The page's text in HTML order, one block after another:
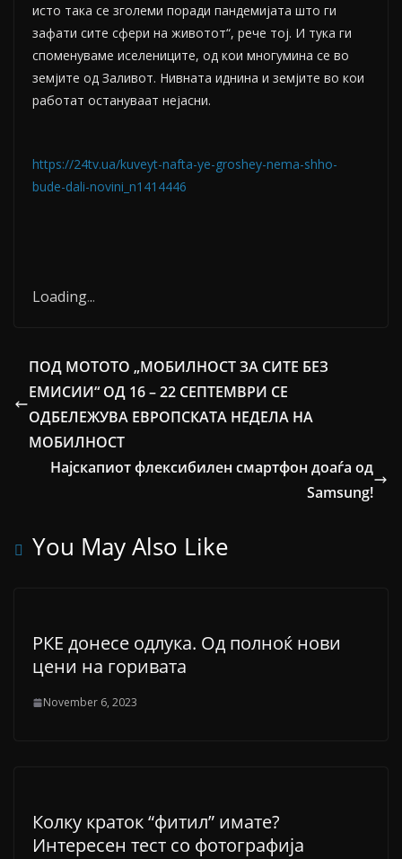
исто така се зголеми поради пандемијата што ги
зафати сите сфери на животот“, рече тој. И тука ги
споменуваме иселениците, од кои многумина се во
земјите од Заливот. Нивната иднина и земјите во кои
работат остануваат нејасни.
https://24tv.ua/kuveyt-nafta-ye-groshey-nema-shho-
bude-dali-novini_n1414446
Loading...
ПОД МОТОТО „МОБИЛНОСТ ЗА СИТЕ БЕЗ
ЕМИСИИ“ ОД 16 – 22 СЕПТЕМВРИ СЕ
ОДБЕЛЕЖУВА ЕВРОПСКАТА НЕДЕЛА НА
МОБИЛНОСТ
Најскапиот флексибилен смартфон доаѓа од
Samsung!
You May Also Like
РКЕ донесе одлука. Од полноќ нови
цени на горивата
November 6, 2023
Колку краток “фитил” имате?
Интересен тест со фотографија